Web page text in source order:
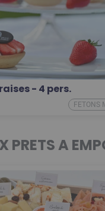
- 4 pers.
FETONS
2026
PRETS A